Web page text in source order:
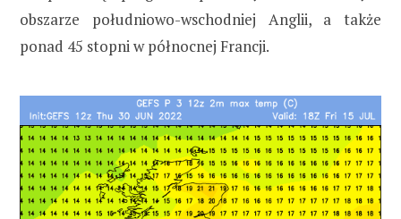
obszarze południowo-wschodniej Anglii, a także
ponad 45 stopni w północnej Francji.